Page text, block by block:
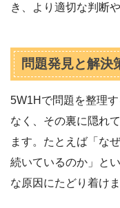
き、より適切な判断
問題発見と解決
5W1Hで問題を整理
なく、その裏に隠れ
ます。たとえば「な
続いているのか」と
な原因にたどり着けま